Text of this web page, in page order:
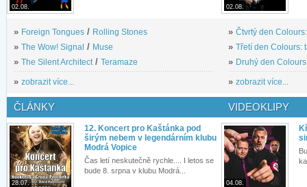
02.08.
» Foreign Tongues / Rolling Stones
» The Wow! Signal / Muse
» The Silent Architect/ Teramaze
» zobrazit více...
02.08.
» Čtvrtý den
» Třetí den Colours:
» Druhý den
» zobrazit více...
ČLÁNKY
28.07.
12. Koncert pro Kaštánka pod
širým nebem v legendárním klubu
Modrá Vopice
Čas letí neskutečně rychle.... I letos se
bude 8. srpna v klubu Modrá...
VIDEOKLIPY
04.08.